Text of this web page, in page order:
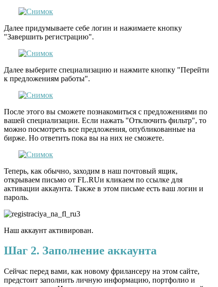
Далее придумываете себе логин и нажимаете кнопку
"Завершить регистрацию".
Далее выберите специализацию и нажмите кнопку "Перейти
к предложениям работы".
После этого вы сможете познакомиться с предложениями по
вашей специализации. Если нажать "Отключить фильтр", то
можно посмотреть все предложения, опубликованные на
бирже. Но ответить пока вы на них не сможете.
Теперь, как обычно, заходим в наш почтовый ящик,
открываем письмо от FL.RUи кликаем по ссылке для
активации аккаунта. Также в этом письме есть ваш логин и
пароль.
Наш аккаунт активирован.
Шаг 2. Заполнение аккаунта
Сейчас перед вами, как новому фрилансеру на этом сайте,
предстоит заполнить личную информацию, портфолио и